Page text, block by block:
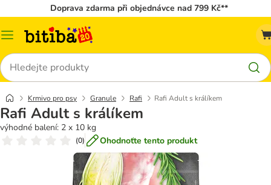
Doprava zdarma při objednávce nad 799 Kč**
Kategorie
Hledat
Krmivo pro psy Granule Rafi Rafi Adult s králíkem
Rafi Adult s králíkem
výhodné balení: 2 x 10 kg
(0) Ohodnoťte tento produkt